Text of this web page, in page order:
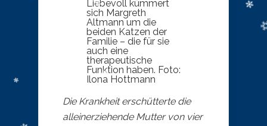
Liebevoll kümmert
sich Margreth
Altmann um die
beiden Katzen der
Familie – die für sie
auch eine
therapeutische
Funktion haben. Foto:
Ilona Hottmann
Die Krankheit erschütterte die
alleinerziehende Mutter von vier